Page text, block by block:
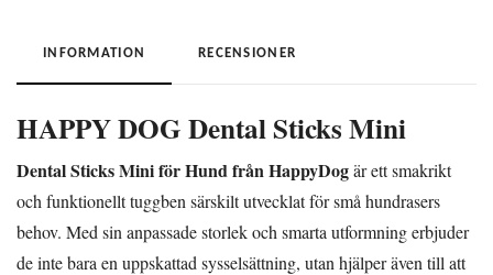
INFORMATION RECENSIONER
HAPPY DOG Dental Sticks Mini
Dental Sticks Mini för Hund från HappyDogär ett smakrikt
och funktionellt tuggben särskilt utvecklat för små hundrasers
behov. Med sin anpassade storlek och smarta utformning erbjuder
de inte bara en uppskattad sysselsättning, utan hjälper även till att